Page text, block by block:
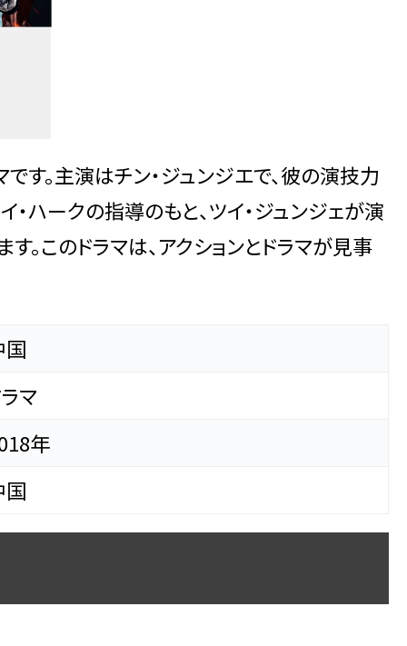
す。主演はチン・ジュンジエで、彼の演技力
ハークの指導のもと、ツイ・ジュンジェが演
。このドラマは、アクションとドラマが見事
国
マ
年
国